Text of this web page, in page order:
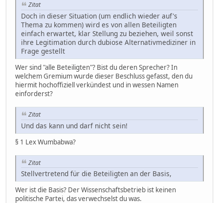
Zitat
Doch in dieser Situation (um endlich wieder auf's
Thema zu kommen) wird es von allen Beteiligten
einfach erwartet, klar Stellung zu beziehen, weil sonst
ihre Legitimation durch dubiose Alternativmediziner in
Frage gestellt
Wer sind "alle Beteiligten"? Bist du deren Sprecher? In
welchem Gremium wurde dieser Beschluss gefasst, den du
hiermit hochoffiziell verkündest und in wessen Namen
einforderst?
Zitat
Und das kann und darf nicht sein!
§ 1 Lex Wumbabwa?
Zitat
Stellvertretend für die Beteiligten an der Basis,
Wer ist die Basis? Der Wissenschaftsbetrieb ist keinen
politische Partei, das verwechselst du was.